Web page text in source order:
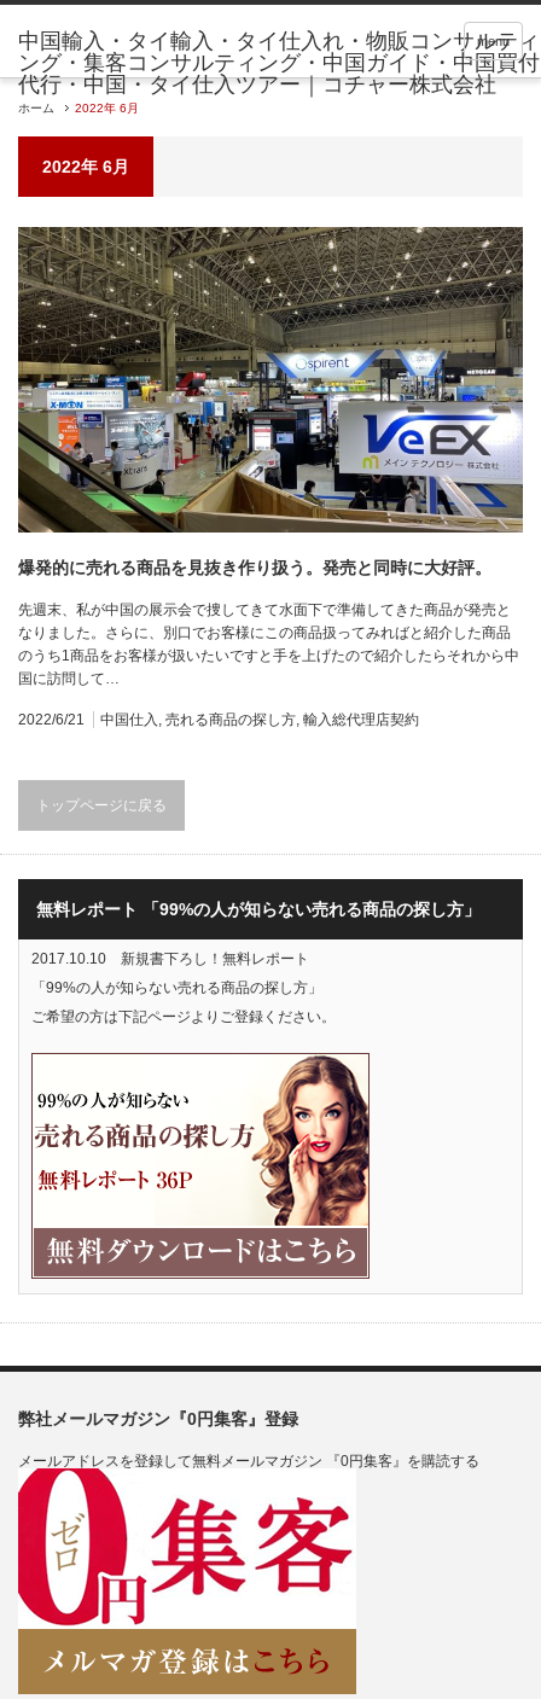
menu
ホーム 2022年 6月
2022年 6月
爆発的に売れる商品を見抜き作り扱う。発売と同時に大好評。
先週末、私が中国の展示会で捜してきて水面下で準備してきた商品が発売と
なりました。さらに、別口でお客様にこの商品扱ってみればと紹介した商品
のうち1商品をお客様が扱いたいですと手を上げたので紹介したらそれから中
国に訪問して…
2022/6/21 中国仕入 , 売れる商品の探し方, 輸入総代理店契約
トップページに戻る
無料レポート 「99%の人が知らない売れる商品の探し方」
2017.10.10 新規書下ろし！無料レポート
「99%の人が知らない売れる商品の探し方」
ご希望の方は下記ページよりご登録ください。
弊社メールマガジン『0円集客』登録
メールアドレスを登録して無料メールマガジン 『0円集客』を購読する